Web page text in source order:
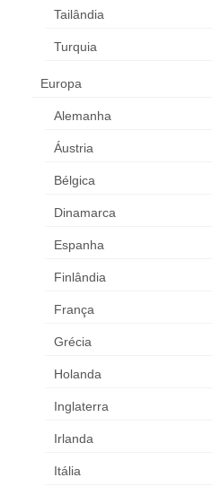
Tailândia
Turquia
Europa
Alemanha
Áustria
Bélgica
Dinamarca
Espanha
Finlândia
França
Grécia
Holanda
Inglaterra
Irlanda
Itália